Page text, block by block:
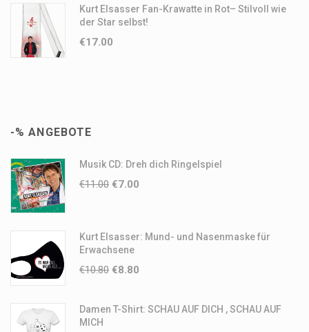
Kurt Elsasser Fan-Krawatte in Rot– Stilvoll wie
der Star selbst!
€17.00
-% ANGEBOTE
Musik CD: Dreh dich Ringelspiel
€11.00 €7.00
Kurt Elsasser: Mund- und Nasenmaske für
Erwachsene
€10.80 €8.80
Damen T-Shirt: SCHAU AUF DICH , SCHAU AUF
MICH